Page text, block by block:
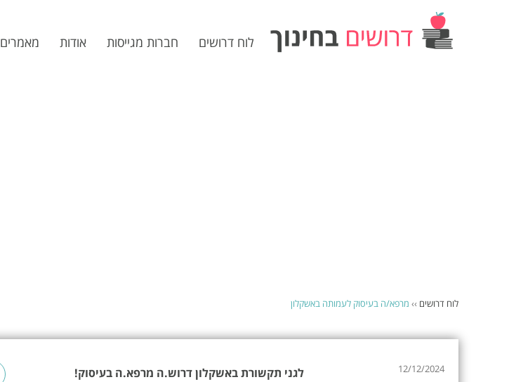
לוח דרושים חברות מגייסות אודות מאמרים
לוח דרושים ›› מרפא/ה בעיסוק לעמותה באשקלון
12/12/2024 לגני תקשורת באשקלון דרוש.ה מרפא.ה בעיסוק!